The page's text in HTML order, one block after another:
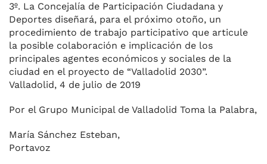
3º. La Concejalía de Participación Ciudadana y
Deportes diseñará, para el próximo otoño, un
procedimiento de trabajo participativo que articule
la posible colaboración e implicación de los
principales agentes económicos y sociales de la
ciudad en el proyecto de “Valladolid 2030”.
Valladolid, 4 de julio de 2019
Por el Grupo Municipal de Valladolid Toma la Palabra,
María Sánchez Esteban,
Portavoz